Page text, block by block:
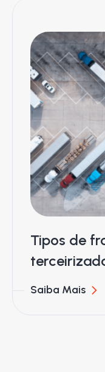
Tipos de
Saiba Mais